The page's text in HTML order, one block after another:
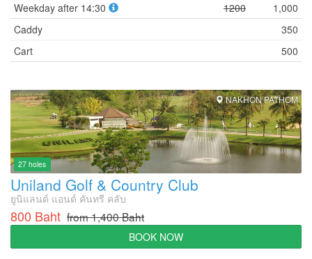
Weekday after 14:30
1200
1,000
Caddy
350
Cart
500
NAKHON PATHOM
27 holes
Uniland Golf & Country Club
ยูนิแลนด์ แอนด์ คันทรี คลับ
800 Baht from 1,400 Baht
BOOK NOW